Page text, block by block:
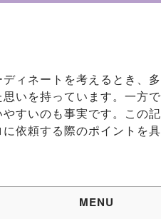
ィネートを考えるとき、
いを持っています。一方
すいのも事実です。この
依頼する際のポイントを具
MENU